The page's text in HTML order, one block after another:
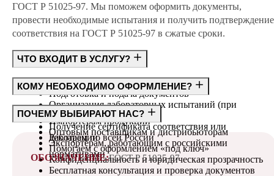
ГОСТ Р 51025-97. Мы поможем оформить документы,
провести необходимые испытания и получить подтверждение
соответствия на ГОСТ Р 51025-97 в сжатые сроки.
ЧТО ВХОДИТ В УСЛУГУ?
Консультация по требованиям ГОСТ
Подготовка и подача документов
Организация лабораторных испытаний (при
необходимости)
Получение сертификата соответствия или
декларации
КОМУ НЕОБХОДИМО ОФОРМЛЕНИЕ?
Производителям
Импортёрам продукции
Оптовым поставщикам и дистрибьюторам
Экспортёрам, работающим с российскими
нормативами
ПОЧЕМУ ВЫБИРАЮТ НАС?
Работаем по всей России
Помогаем с оформлением «под ключ»
Конфиденциальность и юридическая прозрачность
Бесплатная консультация и проверка документов
ОБОЗНАЧЕНИЕ:ГОСТ Р 51025-97